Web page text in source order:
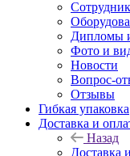
Дипломы
Фото и
Новости
Вопрос-
Отзывы
Гибкая упаковка
Доставка и
Назад
Доставка